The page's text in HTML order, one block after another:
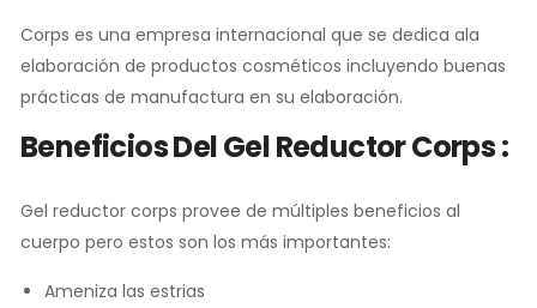
Corps es una empresa internacional que se dedica ala
elaboración de productos cosméticos incluyendo buenas
prácticas de manufactura en su elaboración.
Beneficios Del Gel Reductor Corps :
Gel reductor corps provee de múltiples beneficios al
cuerpo pero estos son los más importantes:
Ameniza las estrias